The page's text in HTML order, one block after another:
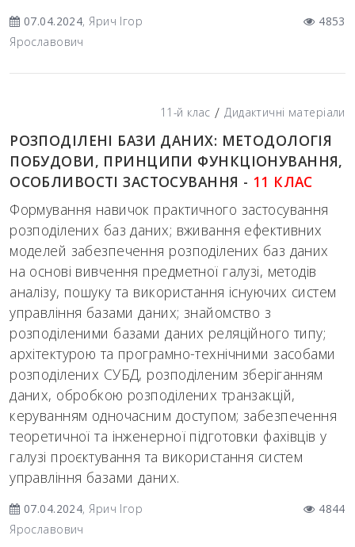
07.04.2024, Ярич Ігор
Ярославович
4853
11-й клас / Дидактичні матеріали
РОЗПОДІЛЕНІ БАЗИ ДАНИХ: МЕТОДОЛОГІЯ
ПОБУДОВИ, ПРИНЦИПИ ФУНКЦІОНУВАННЯ,
ОСОБЛИВОСТІ ЗАСТОСУВАННЯ - 11 КЛАС
Формування навичок практичного застосування
розподілених баз даних; вживання ефективних
моделей забезпечення розподілених баз даних
на основі вивчення предметної галузі, методів
аналізу, пошуку та використання існуючих систем
управління базами даних; знайомство з
розподіленими базами даних реляційного типу;
архітектурою та програмно-технічними засобами
розподілених СУБД, розподіленим зберіганням
даних, обробкою розподілених транзакцій,
керуванням одночасним доступом; забезпечення
теоретичної та інженерної підготовки фахівців у
галузі проєктування та використання систем
управління базами даних.
07.04.2024, Ярич Ігор
Ярославович
4844